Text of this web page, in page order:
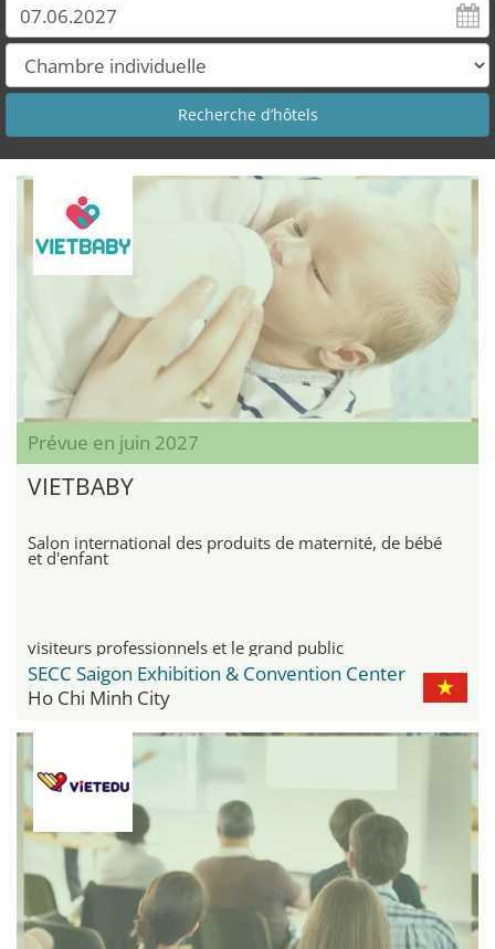
Prévue en juin 2027
VIETBABY
Salon international des produits de maternité, de bébé
et d'enfant
visiteurs professionnels et le grand public
SECC Saigon Exhibition & Convention Center
Ho Chi Minh City